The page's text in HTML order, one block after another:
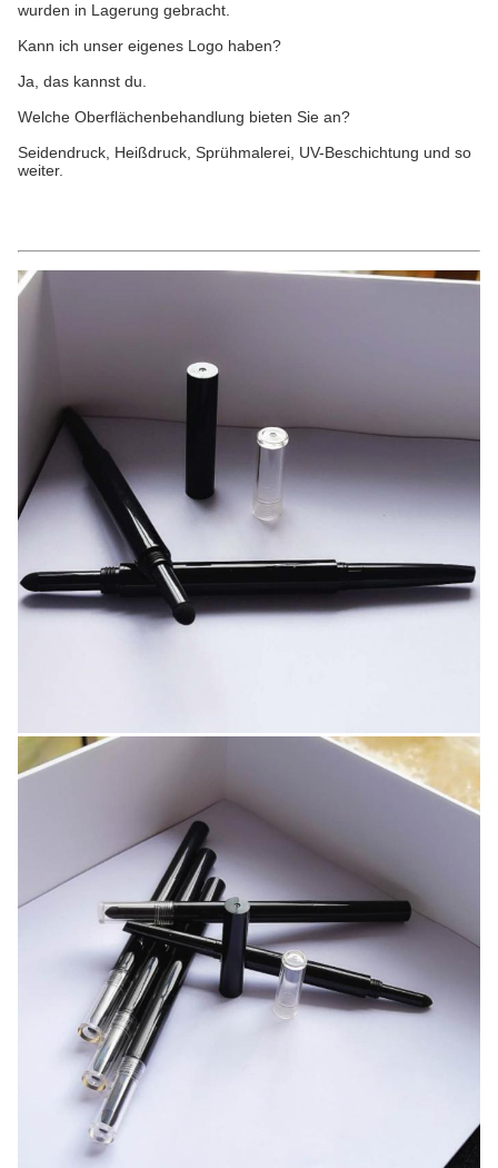
wurden in Lagerung gebracht.
Kann ich unser eigenes Logo haben?
Ja, das kannst du.
Welche Oberflächenbehandlung bieten Sie an?
Seidendruck, Heißdruck, Sprühmalerei, UV-Beschichtung und so
weiter.